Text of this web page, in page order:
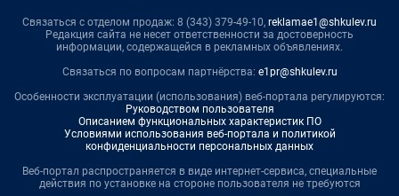
Связаться с отделом продаж: 8 (343) 379-49-10, reklamae1@shkulev.ru
Редакция сайта не несет ответственности за достоверность
информации, содержащейся в рекламных объявлениях.
Связаться по вопросам партнёрства: e1pr@shkulev.ru
Особенности эксплуатации (использования) веб-портала регулируются:
Руководством пользователя
Описанием функциональных характеристик ПО
Условиями использования веб-портала и политикой
конфиденциальности персональных данных
Веб-портал распространяется в виде интернет-сервиса, специальные
действия по установке на стороне пользователя не требуются